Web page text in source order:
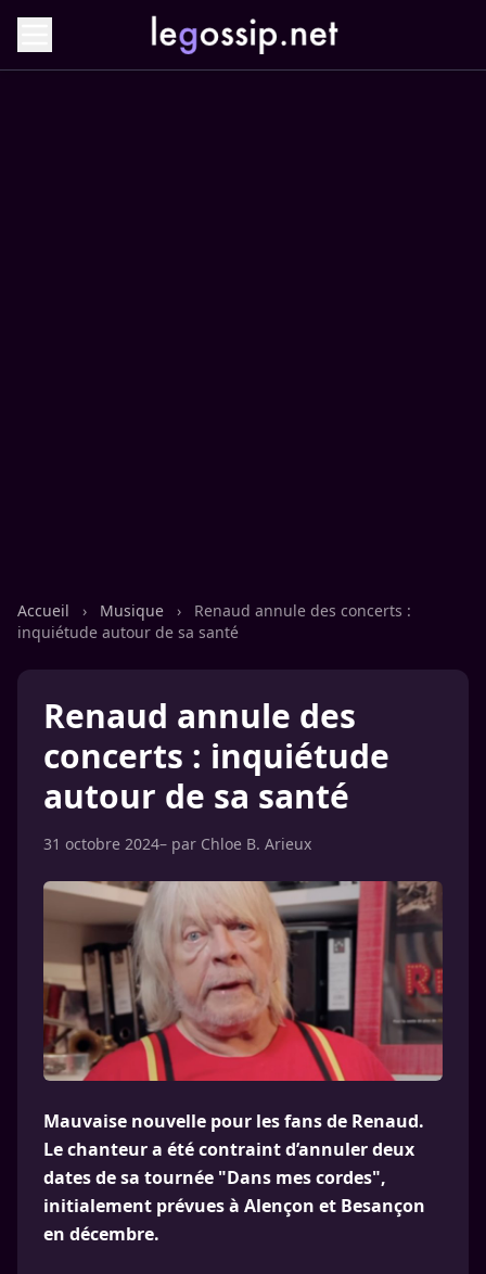
Accueil › Musique ›
Renaud annule des concerts :
inquiétude autour de sa santé
Renaud annule des
concerts : inquiétude
autour de sa santé
31 octobre 2024– par Chloe B. Arieux
Mauvaise nouvelle pour les fans de Renaud.
Le chanteur a été contraint d’annuler deux
dates de sa tournée "Dans mes cordes",
initialement prévues à Alençon et Besançon
en décembre.